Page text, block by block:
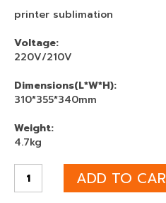
เครื่องพิมพ์เสื้อดำ
printer sublimation
Voltage:
220V/210V
Dimensions(L*W*H):
310*355*340mm
Weight:
4.7kg
ADD TO